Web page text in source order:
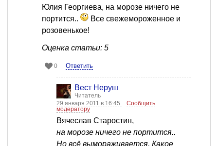
Юлия Георгиева, на морозе ничего не
портится..
Все свежемороженное и
розовенькое!
Оценка статьи: 5
0 Ответить
Вест Неруш
Читатель
29 января 2011 в 16:45
Сообщить
модератору
Вячеслав Старостин,
на морозе ничего не портится..
Но всё вымораживается. Какое